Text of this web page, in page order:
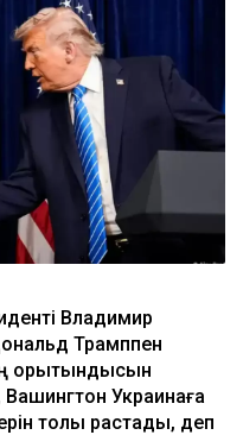
Владимир
Трамппен
қорытындысын
Украинаға
толық растады, деп